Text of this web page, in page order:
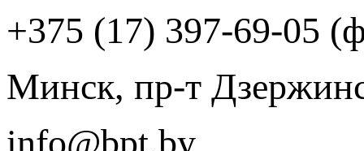
+375 (17) 397-69-05
Минск, пр-т
info@bpt.by